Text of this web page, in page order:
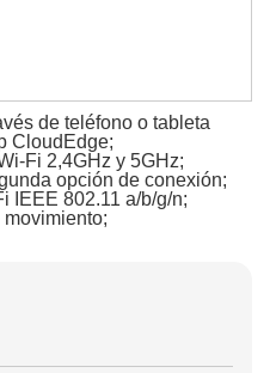
de teléfono o tableta
CloudEdge;
Fi 2,4GHz y 5GHz;
opción de conexión;
IEEE 802.11 a/b/g/n;